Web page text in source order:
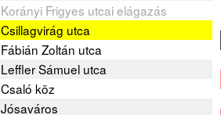
Korányi Frigyes utcai elágazás
Csillagvirág utca
Fábián Zoltán utca
Leffler Sámuel utca
Csaló köz
Jósaváros